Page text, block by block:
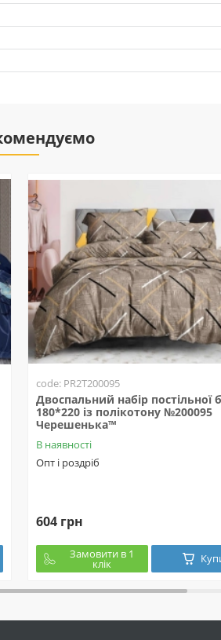
code: PR2T200095
Двоспальний набір постільної
180*220 із полікотону №200095
Черешенька™
В наявності
Опт і роздріб
604 грн
Замовити в 1
клік